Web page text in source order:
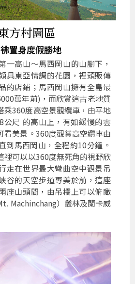
方村園區
置身度假勝地
一高山～馬西岡山的山腳下，
具東亞情調的花園，裡頭販傳
的店鋪；馬西岡山擁有全島最
萬年前)，而欣賞這古老地質
乘360度高空景觀纜車，由平地
公尺 的高山上，有如緩慢的雲
看美景。360度觀賞高空纜車由
到馬西岡山，全程約10分鐘。
裡可以以360度無死角的視野欣
走在世界最大彎曲空中觀景吊
谷的天空步道專美於前，這座
座山頭間，由吊橋上可以俯瞰
Machinchang）叢林及蘭卡威